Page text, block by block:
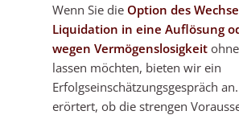
Wenn Sie die Option des
Liquidation in eine Auflösung
wegen Vermögenslosigkeit
lassen möchten, bieten wir ein
Erfolgseinschätzungsgespräch
erörtert, ob die strengen